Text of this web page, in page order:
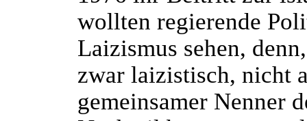
wollten regierende
Laizismus sehen,
zwar laizistisch, nicht
gemeinsamer Nenner